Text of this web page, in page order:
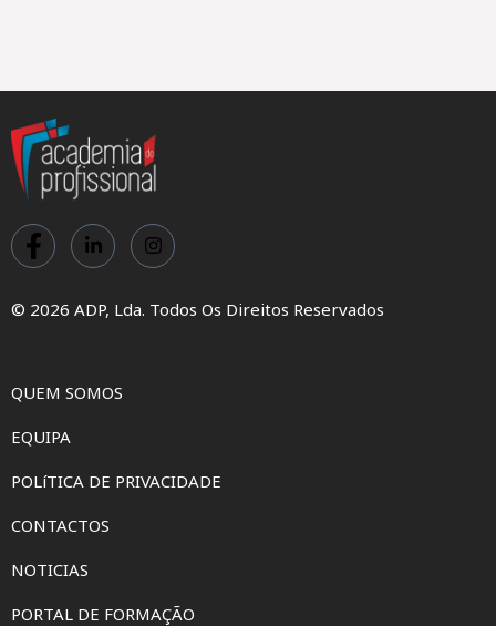
© 2026 ADP, Lda. Todos Os Direitos Reservados
QUEM SOMOS
EQUIPA
POLíTICA DE PRIVACIDADE
CONTACTOS
NOTICIAS
PORTAL DE FORMAÇÃO